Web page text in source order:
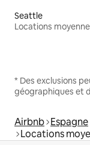
Seattle
* Des exclusions
géographiques et
Airbnb Espagne
Locations